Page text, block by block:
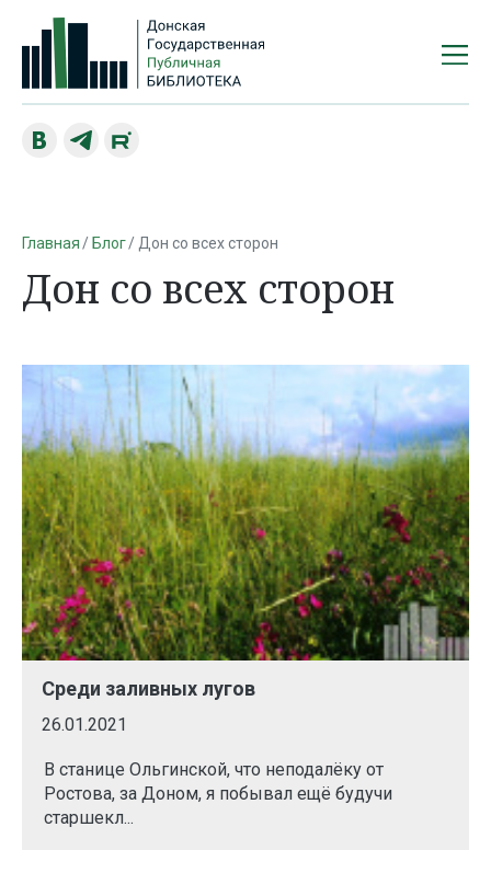
Главная Блог Дон со всех сторон
Дон со всех сторон
Среди заливных лугов
26.01.2021
В станице Ольгинской, что неподалёку от
Ростова, за Доном, я побывал ещё будучи
старшекл...